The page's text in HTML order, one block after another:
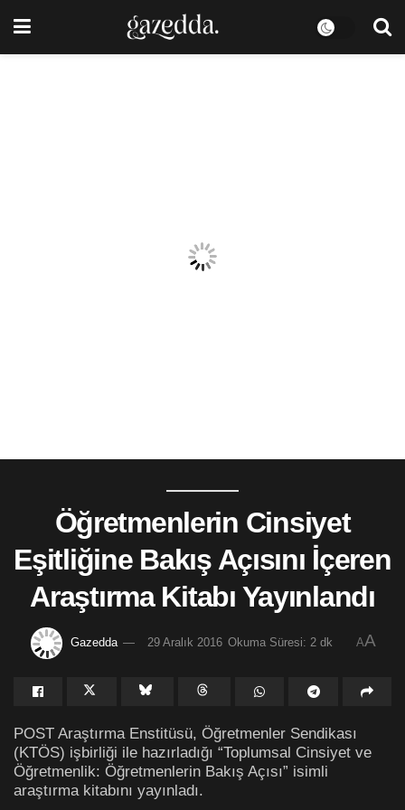
Öğretmenlerin Cinsiyet
Eşitliğine Bakış Açısını İçeren
Araştırma Kitabı Yayınlandı
Gazedda 29 Aralık 2016 Okuma Süresi: 2 dk AA
POST Araştırma Enstitüsü, Öğretmenler Sendikası
(KTÖS) işbirliği ile hazırladığı “Toplumsal Cinsiyet ve
Öğretmenlik: Öğretmenlerin Bakış Açısı” isimli
araştırma kitabını yayınladı.